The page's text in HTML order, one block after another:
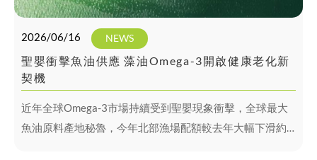
2026/06/16 NEWS
聖嬰衝擊魚油供應 藻油Omega-3開啟健康老化新
契機
近年全球Omega-3市場持續受到聖嬰現象衝擊，全球最大
魚油原料產地秘魯，今年北部漁場配額較去年大幅下滑約